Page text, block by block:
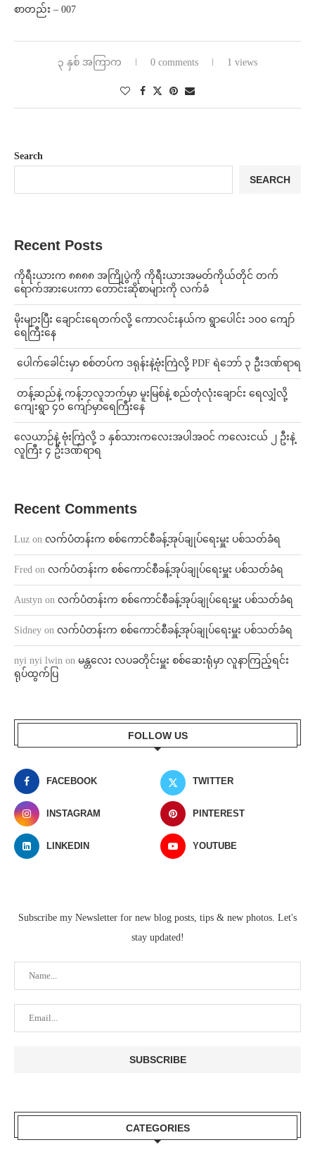
စာတည်း – 007
၃ နှစ် အကြာက 0 comments 1 views
Search
SEARCH
Recent Posts
ကိုရီးယားက ၈၈၈၈ အကြိုပွဲကို ကိုရီးယားအမတ်ကိုယ်တိုင် တက်
ရောက်အားပေးကာ တောင်းဆိုစာများကို လက်ခံ
⁨မိုးများပြီး ချောင်းရေတက်လို့ ကောလင်းနယ်က ရွာပေါင်း ၁၀၀ ကျော်
ရေကြီးနေ
⁩ ⁨ပေါက်ခေါင်းမှာ စစ်တပ်က ဒရုန်းနဲ့ဗုံးကြဲလို့ PDF ရဲဘော် ၃ ဦးဒဏ်ရာရ
⁩ ⁨တန့်ဆည်နဲ့ ကန့်ဘလူဘက်မှာ မူးမြစ်နဲ့ စည်တုံလုံးချောင်း ရေလျှံလို့
ကျေးရွာ ၄၀ ကျော်မှာရေကြီးနေ
⁨လေယာဉ်နဲ့ ဗုံးကြဲလို့ ၁ နှစ်သားကလေးအပါအဝင် ကလေးငယ် ၂ ဦးနဲ့
လူကြီး ၄ ဦးဒဏ်ရာရ
Recent Comments
Luz on လက်ပံတန်းက စစ်ကောင်စီခန့်အုပ်ချုပ်ရေးမှူး ပစ်သတ်ခံရ
Fred on လက်ပံတန်းက စစ်ကောင်စီခန့်အုပ်ချုပ်ရေးမှူး ပစ်သတ်ခံရ
Austyn on လက်ပံတန်းက စစ်ကောင်စီခန့်အုပ်ချုပ်ရေးမှူး ပစ်သတ်ခံရ
Sidney on လက်ပံတန်းက စစ်ကောင်စီခန့်အုပ်ချုပ်ရေးမှူး ပစ်သတ်ခံရ
nyi nyi lwin on မန္တလေး လပခတိုင်းမှူး စစ်ဆေးရုံမှာ လူနာကြည့်ရင်း
ရုပ်ထွက်ပြ
FOLLOW US
FACEBOOK TWITTER
INSTAGRAM PINTEREST
LINKEDIN YOUTUBE
Subscribe my Newsletter for new blog posts, tips & new photos. Let's
stay updated!
CATEGORIES